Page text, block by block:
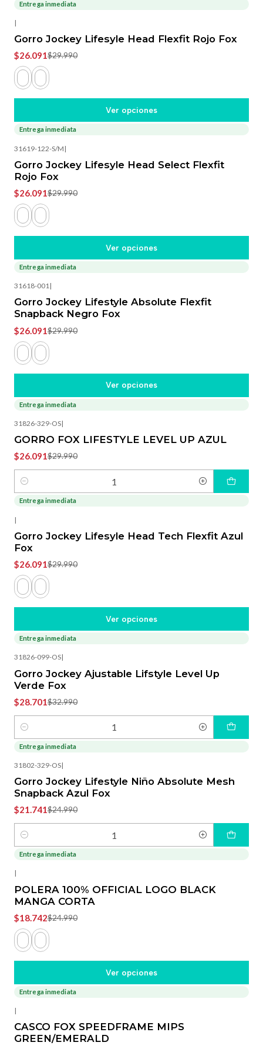
-13%
Entrega inmediata
|
Gorro Jockey Lifesyle Head Flexfit Rojo Fox
$26.091$29.990
Ver opciones
Entrega inmediata
31619-122-S/M |
Gorro Jockey Lifesyle Head Select Flexfit
Rojo Fox
$26.091$29.990
Ver opciones
Entrega inmediata
31618-001|
Gorro Jockey Lifestyle Absolute Flexfit
Snapback Negro Fox
$26.091$29.990
Ver opciones
-13%
Entrega inmediata
31826-329-OS|
GORRO FOX LIFESTYLE LEVEL UP AZUL
$26.091$29.990
Cantidad
Entrega inmediata
|
Gorro Jockey Lifesyle Head Tech Flexfit Azul
Fox
$26.091$29.990
Ver opciones
Entrega inmediata
31826-099-OS|
Gorro Jockey Ajustable Lifstyle Level Up
Verde Fox
$28.701$32.990
Cantidad
-13%
Entrega inmediata
31802-329-OS|
Gorro Jockey Lifestyle Niño Absolute Mesh
Snapback Azul Fox
$21.741$24.990
Cantidad
Entrega inmediata
|
POLERA 100% OFFICIAL LOGO BLACK
MANGA CORTA
$18.742$24.990
Ver opciones
-31%
Entrega inmediata
|
CASCO FOX SPEEDFRAME MIPS
GREEN/EMERALD